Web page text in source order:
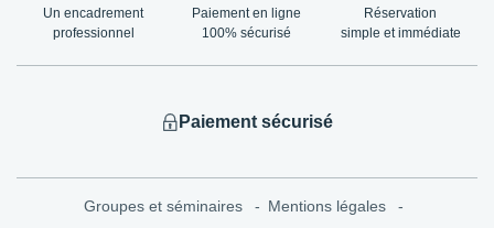
Un encadrement
professionnel
Paiement en ligne
100% sécurisé
Réservation
simple et immédiate
Paiement sécurisé
Groupes et séminaires Mentions légales